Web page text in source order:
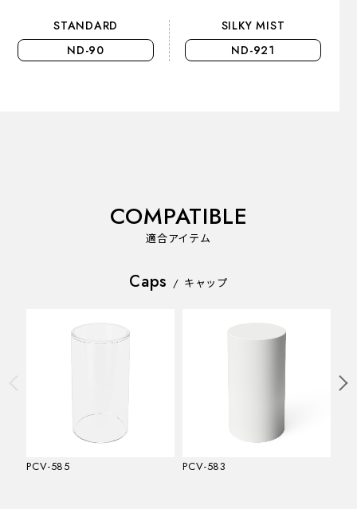
STANDARD
ND-90
SILKY MIST
ND-921
COMPATIBLE
適合アイテム
Caps / キャップ
PCV-585 PCV-583